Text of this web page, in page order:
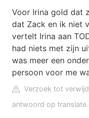
Voor Irina gold dat
dat Zack en ik niet
vertelt Irina aan
had niets met zijn
was meer een
persoon voor me
Verzoek tot
antwoord op